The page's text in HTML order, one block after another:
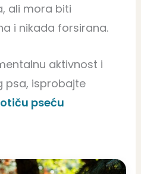
ali mora biti
i nikada forsirana.
aktivnost i
psa, isprobajte
pseću